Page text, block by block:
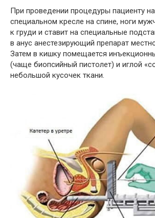
При проведении процедуры пациенту
специальном кресле на спине, ноги
к груди и ставит на специальные
в анус анестезирующий препарат
Затем в кишку помещается
(чаще биопсийный пистолет) и иглой
небольшой кусочек ткани.